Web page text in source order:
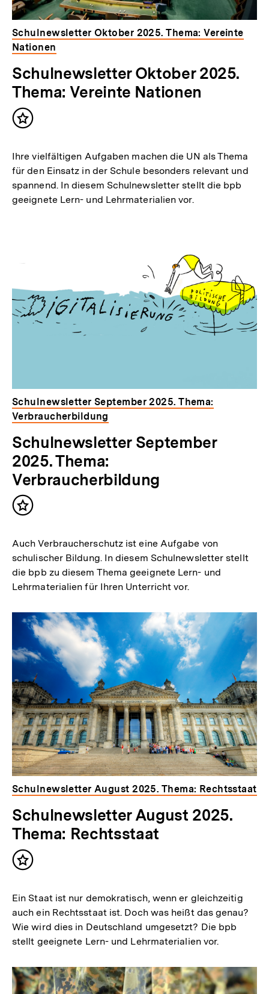
Schulnewsletter Oktober 2025. Thema: Vereinte
Nationen
Schulnewsletter Oktober 2025.
Thema: Vereinte Nationen
Inhalt
Ihre vielfältigen Aufgaben machen die UN als Thema
für den Einsatz in der Schule besonders relevant und
spannend. In diesem Schulnewsletter stellt die bpb
geeignete Lern- und Lehrmaterialien vor.
Schulnewsletter September 2025. Thema:
Verbraucherbildung
Schulnewsletter September
2025. Thema:
Verbraucherbildung
Inhalt
Auch Verbraucherschutz ist eine Aufgabe von
schulischer Bildung. In diesem Schulnewsletter stellt
die bpb zu diesem Thema geeignete Lern- und
Lehrmaterialien für Ihren Unterricht vor.
Schulnewsletter August 2025. Thema: Rechtsstaat
Schulnewsletter August 2025.
Thema: Rechtsstaat
Inhalt
Ein Staat ist nur demokratisch, wenn er gleichzeitig
auch ein Rechtsstaat ist. Doch was heißt das genau?
Wie wird dies in Deutschland umgesetzt? Die bpb
stellt geeignete Lern- und Lehrmaterialien vor.